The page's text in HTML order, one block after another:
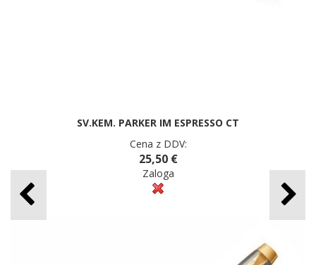
SV.KEM. PARKER IM ESPRESSO CT
Cena z DDV:
25,50 €
Zaloga